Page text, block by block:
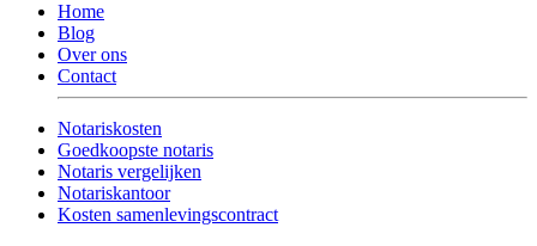
Home
Blog
Over ons
Contact
Notariskosten
Goedkoopste notaris
Notaris vergelijken
Notariskantoor
Kosten samenlevingscontract